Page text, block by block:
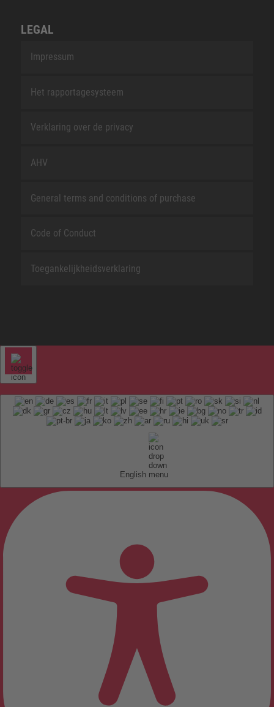
LEGAL
Impressum
Het rapportagesysteem
Verklaring over de privacy
AHV
General terms and conditions of purchase
Code of Conduct
Toegankelijkheidsverklaring
English